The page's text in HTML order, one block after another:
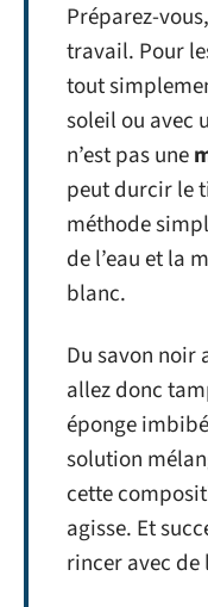
Préparez-
travail. Pour
tout
soleil ou avec
n’est pas une
peut durcir le
méthode
de l’eau et la
blanc.
Du savon noir
allez donc
éponge
solution
cette
agisse. Et
rincer avec de